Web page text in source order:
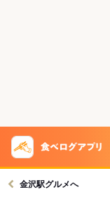
金沢駅グルメへ